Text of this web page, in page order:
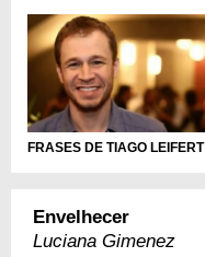
FRASES DE TIAGO LEIFERT
Envelhecer
Luciana Gimenez